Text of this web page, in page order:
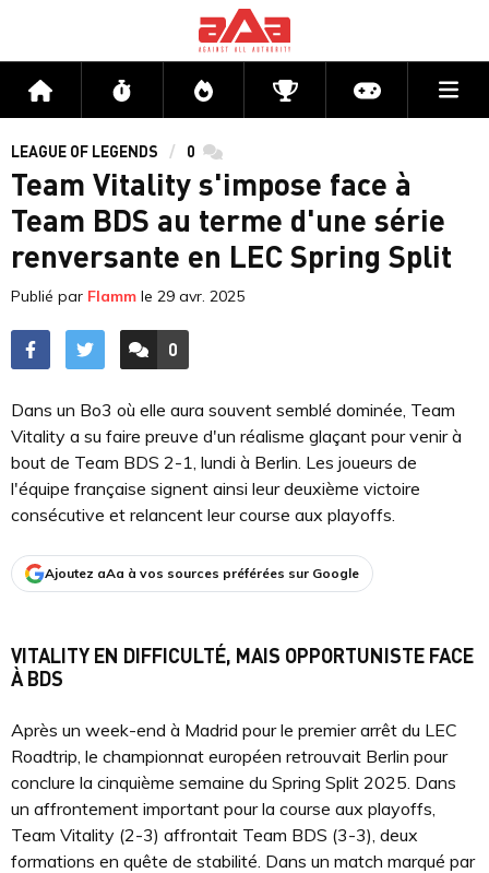
Accueil Flux Directs CompétitionsActu jeux
LEAGUE OF LEGENDS 0 commentaires
Team Vitality s'impose face à
Team BDS au terme d'une série
renversante en LEC Spring Split
Publié par Flamm le 29 avr. 2025
ACCÉDER AUX
0
COMMENTAIRES
Dans un Bo3 où elle aura souvent semblé dominée, Team
Vitality a su faire preuve d'un réalisme glaçant pour venir à
bout de Team BDS 2-1, lundi à Berlin. Les joueurs de
l'équipe française signent ainsi leur deuxième victoire
consécutive et relancent leur course aux playoffs.
Ajoutez aAa à vos sources préférées sur Google
VITALITY EN DIFFICULTÉ, MAIS OPPORTUNISTE FACE
À BDS
Après un week-end à Madrid pour le premier arrêt du LEC
Roadtrip, le championnat européen retrouvait Berlin pour
conclure la cinquième semaine du Spring Split 2025. Dans
un affrontement important pour la course aux playoffs,
Team Vitality (2-3) affrontait Team BDS (3-3), deux
formations en quête de stabilité. Dans un match marqué par